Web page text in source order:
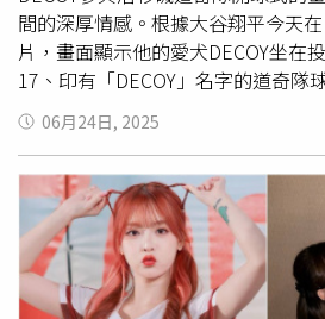
攻佔得點圈，墨西哥選擇保送胡誠
場，墨西哥第五任投手岡薩雷斯接替
巧合的是投打兩人背號都是「33號
李權恩內角高球揮棒落空，捕手漏
此時2人出局，關鍵時刻岡薩雷斯投
壘，岡薩雷斯面對陳啟聖又出現觸
觸身球」6比5逆轉勝。
間的深厚情感。根據大谷翔平今天
片，畫面顯示他的愛犬DECOY坐在
17、印有「DECOY」名字的道奇隊
吸睛。大谷也在貼文中寫下「遊戯
Hashtag標註「俺のターンドロー
《THE ANSWER》報導，這張特製
性、獸族」，攻擊力與防禦力皆為「
年球季創下的「50轟與50盜」紀錄
聖投手丘上降臨的幸福天使，為了進
搭檔一同現身。牠優雅的毛色與可愛
擊掌中畫下句點；與搭檔共同走向
06月24日, 2025